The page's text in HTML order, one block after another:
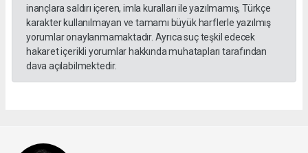
inançlara saldırı içeren, imla kuralları ile yazılmamış, Türkçe
karakter kullanılmayan ve tamamı büyük harflerle yazılmış
yorumlar onaylanmamaktadır. Ayrıca suç teşkil edecek
hakaret içerikli yorumlar hakkında muhatapları tarafından
dava açılabilmektedir.